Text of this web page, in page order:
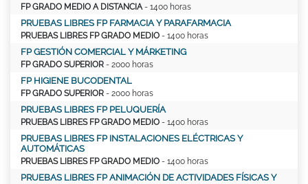
FP GRADO MEDIO A DISTANCIA - 1400 horas
PRUEBAS LIBRES FP FARMACIA Y PARAFARMACIA
PRUEBAS LIBRES FP GRADO MEDIO - 1400 horas
FP GESTIÓN COMERCIAL Y MÁRKETING
FP GRADO SUPERIOR - 2000 horas
FP HIGIENE BUCODENTAL
FP GRADO SUPERIOR - 2000 horas
PRUEBAS LIBRES FP PELUQUERÍA
PRUEBAS LIBRES FP GRADO MEDIO - 1400 horas
PRUEBAS LIBRES FP INSTALACIONES ELÉCTRICAS Y
AUTOMÁTICAS
PRUEBAS LIBRES FP GRADO MEDIO - 1400 horas
PRUEBAS LIBRES FP ANIMACIÓN DE ACTIVIDADES FÍSICAS Y